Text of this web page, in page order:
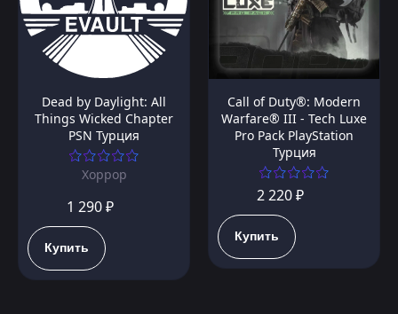
Dead by Daylight: All
Things Wicked Chapter
PSN Турция
Хоррор
1 290 ₽
Купить
Call of Duty®: Modern
Warfare® III - Tech Luxe
Pro Pack PlayStation
Турция
2 220 ₽
Купить